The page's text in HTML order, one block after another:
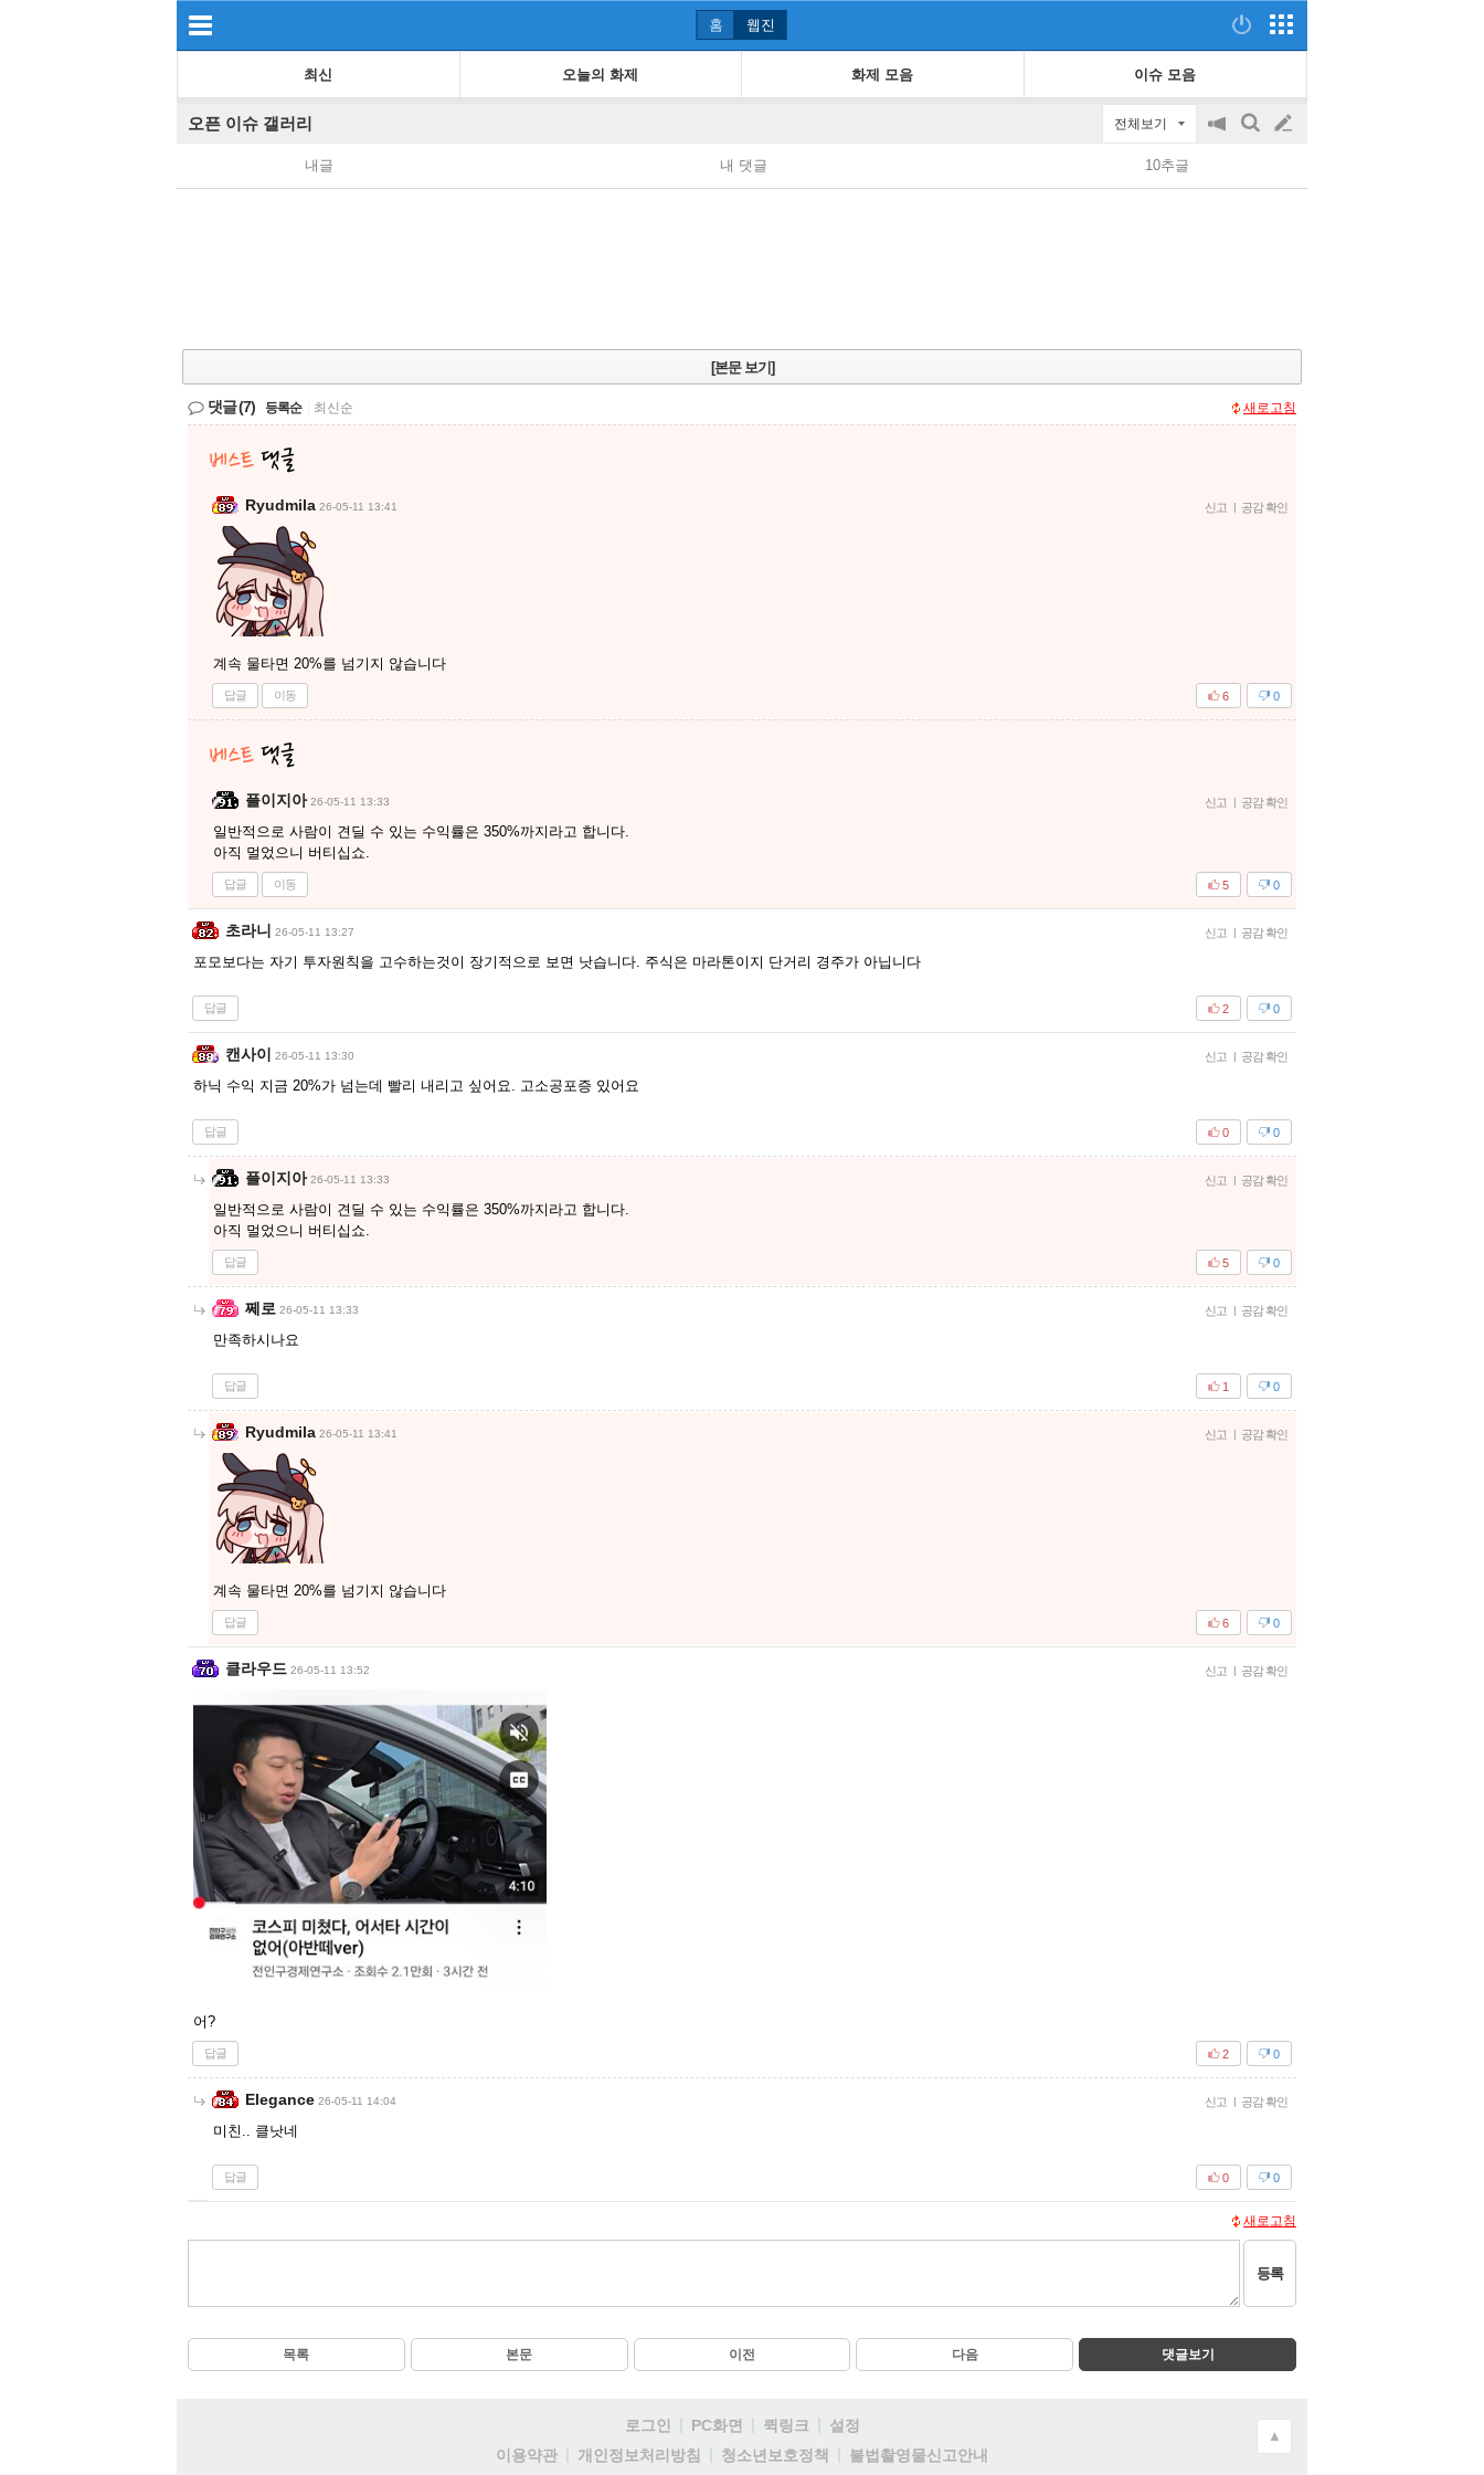
홈 웹진
최신 오늘의 화제 화제 모음 이슈 모음
오픈 이슈 갤러리 전체보기
공
on/off
검
글
쓰
내글 내 댓글 10추글
[본문 보기]
댓글(7) 등록순 최신순 새로고침
Ryudmila 26-05-11 13:41 신고 | 공감 확인
계속 물타면 20%를 넘기지 않습니다
답글 이동 0
6
플이지아 26-05-11 13:33 신고 | 공감 확인
일반적으로 사람이 견딜 수 있는 수익률은 350%까지라고 합니다.
아직 멀었으니 버티십쇼.
답글 이동 0
5
초라니 26-05-11 13:27 신고 | 공감 확인
포모보다는 자기 투자원칙을 고수하는것이 장기적으로 보면 낫습니다. 주식은 마라톤이지 단거리 경주가 아닙니다
답글 0
2
캔사이 26-05-11 13:30 신고 | 공감 확인
하닉 수익 지금 20%가 넘는데 빨리 내리고 싶어요. 고소공포증 있어요
답글 0
0
플이지아 26-05-11 13:33 신고 | 공감 확인
일반적으로 사람이 견딜 수 있는 수익률은 350%까지라고 합니다.
아직 멀었으니 버티십쇼.
답글 0
5
쩨로 26-05-11 13:33 신고 | 공감 확인
만족하시나요
답글 0
1
Ryudmila 26-05-11 13:41 신고 | 공감 확인
계속 물타면 20%를 넘기지 않습니다
답글 0
6
클라우드 26-05-11 13:52 신고 | 공감 확인
어?
답글 0
2
Elegance 26-05-11 14:04 신고 | 공감 확인
미친.. 클낫네
답글 0
0
새로고침
등록
목록 본문 이전 다음 댓글보기
로그인 PC화면 퀵링크
설정
이용약관
개인정보처리방침 청소년보호정책 불법촬영물신고안내
▲